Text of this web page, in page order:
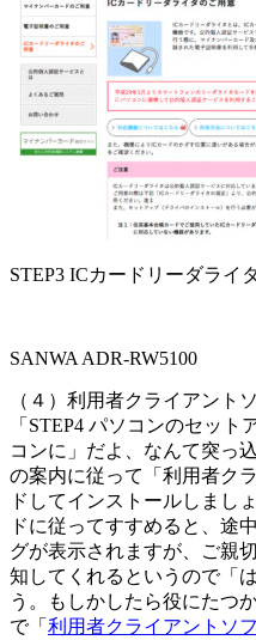
STEP3 ICカードリーダライ
SANWA ADR-RW5100
（４）利用者クライアント
「STEP4 パソコンのセッ
コンに」だよ、なんて突っ
の案内に従って「利用者ク
ドしてインストールしまし
ドに従ってすすめると、途
グが表示されますが、ご親
知してくれるというので「
う。もしかしたら役にたつ
で「 利用者クライアントソ